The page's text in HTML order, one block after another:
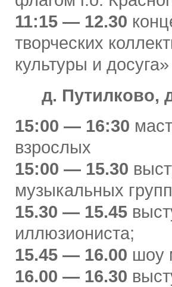
11:15 — 12.30
творческих
культуры и досуга»
д. Путилково,
15:00 — 16:30
взрослых
15:00 — 15.30
музыкальных групп
15.30 — 15.45
иллюзиониста;
15.45 — 16.00 шоу
16.00 — 16.30